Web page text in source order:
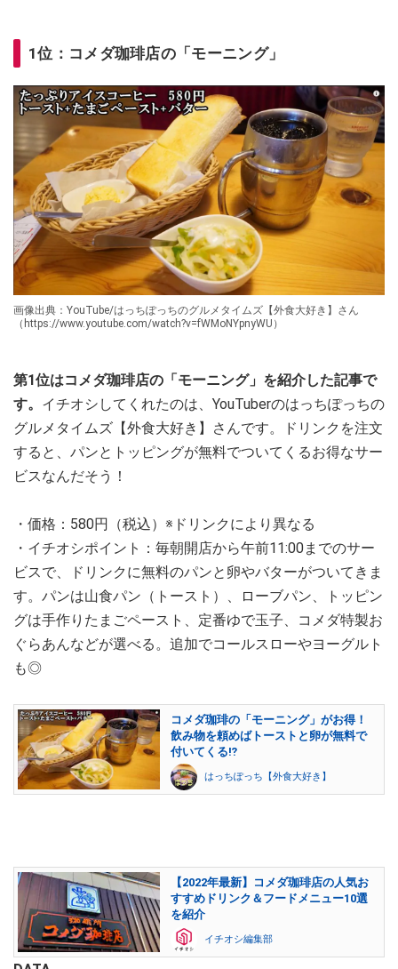
1位：コメダ珈琲店の「モーニング」
画像出典：YouTube/はっちぽっちのグルメタイムズ【外食大好き】さん
（https://www.youtube.com/watch?v=fWMoNYpnyWU）
第1位はコメダ珈琲店の「モーニング」を紹介した記事で
す。 イチオシしてくれたのは、YouTuberのはっちぽっちの
グルメタイムズ【外食大好き】さんです。ドリンクを注文
すると、パンとトッピングが無料でついてくるお得なサー
ビスなんだそう！
・価格：580円（税込）※ドリンクにより異なる
・イチオシポイント：毎朝開店から午前11:00までのサー
ビスで、ドリンクに無料のパンと卵やバターがついてきま
す。パンは山食パン（トースト）、ローブパン、トッピン
グは手作りたまごペースト、定番ゆで玉子、コメダ特製お
ぐらあんなどが選べる。追加でコールスローやヨーグルト
も◎
コメダ珈琲の「モーニング」がお得！
飲み物を頼めばトーストと卵が無料で
付いてくる⁉
はっちぽっち【外食大好き】
【2022年最新】コメダ珈琲店の人気お
すすめドリンク＆フードメニュー10選
を紹介
イチオシ編集部